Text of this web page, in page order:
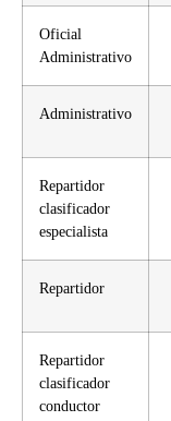
Oficial
Administrativo
Administrativo
Repartidor
clasificador
especialista
Repartidor
Repartidor
clasificador
conductor